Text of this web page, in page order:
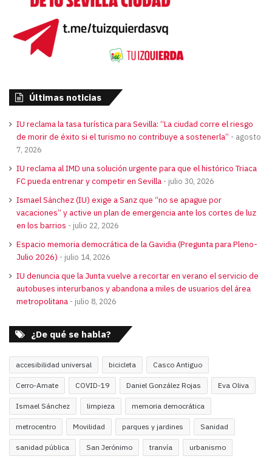
Últimas noticias
IU reclama la tasa turística para Sevilla: “La ciudad corre el riesgo
de morir de éxito si el turismo no contribuye a sostenerla”
agosto
7, 2026
IU reclama al IMD una solución urgente para que el histórico Triaca
FC pueda entrenar y competir en Sevilla
julio 30, 2026
Ismael Sánchez (IU) exige a Sanz que “no se apague por
vacaciones” y active un plan de emergencia ante los cortes de luz
en los barrios
julio 22, 2026
Espacio memoria democrática de la Gavidia (Pregunta para Pleno-
Julio 2026)
julio 14, 2026
IU denuncia que la Junta vuelve a recortar en verano el servicio de
autobuses interurbanos y abandona a miles de usuarios del área
metropolitana
julio 8, 2026
¿De qué se habla?
accesibilidad universal bicicleta Casco Antiguo
Cerro-Amate COVID-19 Daniel González Rojas Eva Oliva
Ismael Sánchez limpieza memoria democrática
metrocentro Movilidad parques y jardines Sanidad
sanidad pública San Jerónimo tranvía urbanismo